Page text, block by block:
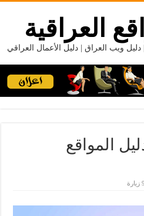
العراقية
ويب العراق | دليل الأعمال العراقي
المواقع